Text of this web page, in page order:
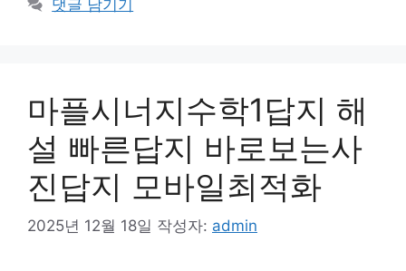
댓글 남기기
마플시너지수학1답지 해
설 빠른답지 바로보는사
진답지 모바일최적화
2025년 12월 18일 작성자: admin